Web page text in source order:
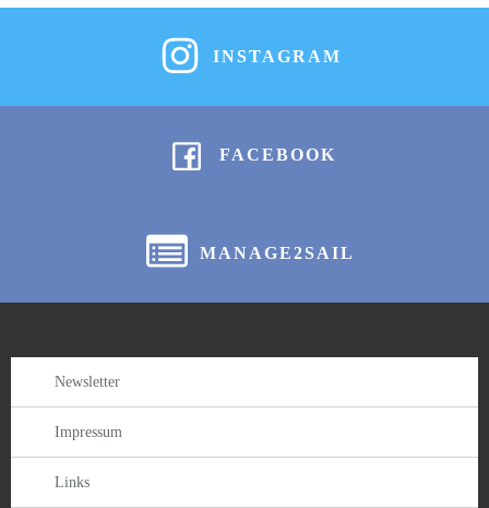
INSTAGRAM
FACEBOOK
MANAGE2SAIL
Newsletter
Impressum
Links